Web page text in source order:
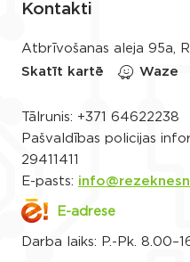
Kontakti
Atbrīvošanas aleja 95a,
Skatīt kartē
Waze
Tālrunis: +371 64622238
Pašvaldības policijas
29411411
E-pasts:
E-adrese
Darba laiks: P.-Pk.